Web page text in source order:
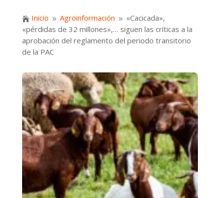
 Inicio 9 Agroinformación 9 «Cacicada»,
«pérdidas de 32 millones»,… siguen las críticas a la
aprobación del reglamento del periodo transitorio
de la PAC